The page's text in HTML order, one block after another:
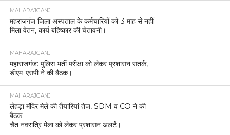
MAHARAJGANJ
महराजगंज जिला अस्पताल के कर्मचारियों को 3 माह से नहीं
मिला वेतन, कार्य बहिष्कार की चेतावनी।
MAHARAJGANJ
महाराजगंज: पुलिस भर्ती परीक्षा को लेकर प्रशासन सतर्क,
डीएम-एसपी ने की बैठक।
MAHARAJGANJ
लेहड़ा मंदिर मेले की तैयारियां तेज, SDM व CO ने की
बैठक
चैत नवरात्रि मेला को लेकर प्रशासन अलर्ट।